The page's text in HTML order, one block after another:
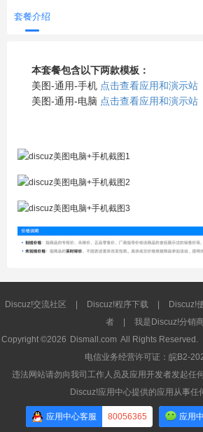
套餐介绍
本套餐包含以下两款模板：
美图-通用-手机 点击查看应用和演示站
美图-通用-电脑 点击查看应用和演示站
Discuz!交流社区 | Discuz!程序下载 | Discuz!
者
|
我是Discuz!分销
Copyright ©2026 Dismall.com All Rights Reserved.
电信业务经营许可证：皖B2-
违法网站请勿向我司工作人员及应用开发者发起任
Discuz!应用中心提供的应用从事任
应用中心客服 80056365 应用